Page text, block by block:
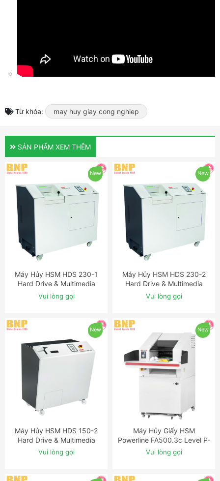
Từ khóa: may huy giay cong nghiep
SẢN PHẨM XEM THÊM
New
ĐẶT NGAY
Máy Hủy HSM HDS 230-1
Hard Drive & Multimedia
Shredder
Vui lòng gọi
New
ĐẶT NGAY
Máy Hủy HSM HDS 230-2
Hard Drive & Multimedia
Shredder
Vui lòng gọi
New
ĐẶT NGAY
Máy Hủy HSM HDS 150-2
Hard Drive & Multimedia
Shredder
Vui lòng gọi
New
ĐẶT NGAY
Máy Hủy Giấy HSM
Powerline FA500.3c Level P-
2 Strip Cut Industrial
Shredder
Vui lòng gọi